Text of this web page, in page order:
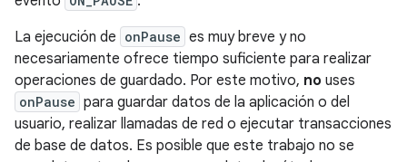
La ejecución de onPause es muy breve y no
necesariamente ofrece tiempo suficiente para realizar
operaciones de guardado. Por este motivo, no uses
onPause para guardar datos de la aplicación o del
usuario, realizar llamadas de red o ejecutar transacciones
de base de datos. Es posible que este trabajo no se